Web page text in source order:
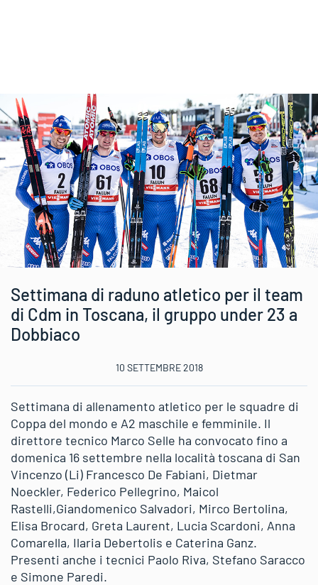
Settimana di raduno atletico per il team
di Cdm in Toscana, il gruppo under 23 a
Dobbiaco
10 SETTEMBRE 2018
Settimana di allenamento atletico per le squadre di
Coppa del mondo e A2 maschile e femminile. Il
direttore tecnico Marco Selle ha convocato fino a
domenica 16 settembre nella località toscana di San
Vincenzo (Li) Francesco De Fabiani, Dietmar
Noeckler, Federico Pellegrino, Maicol
Rastelli,Giandomenico Salvadori, Mirco Bertolina,
Elisa Brocard, Greta Laurent, Lucia Scardoni, Anna
Comarella, Ilaria Debertolis e Caterina Ganz.
Presenti anche i tecnici Paolo Riva, Stefano Saracco
e Simone Paredi.